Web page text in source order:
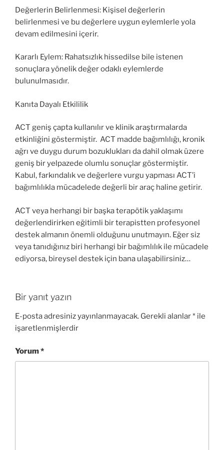
Değerlerin Belirlenmesi: Kişisel değerlerin
belirlenmesi ve bu değerlere uygun eylemlerle yola
devam edilmesini içerir.
Kararlı Eylem: Rahatsızlık hissedilse bile istenen
sonuçlara yönelik değer odaklı eylemlerde
bulunulmasıdır.
Kanıta Dayalı Etkililik
ACT geniş çapta kullanılır ve klinik araştırmalarda
etkinliğini göstermiştir. ACT madde bağımlılığı, kronik
ağrı ve duygu durum bozuklukları da dahil olmak üzere
geniş bir yelpazede olumlu sonuçlar göstermiştir.
Kabul, farkındalık ve değerlere vurgu yapması ACT’i
bağımlılıkla mücadelede değerli bir araç haline getirir.
ACT veya herhangi bir başka terapötik yaklaşımı
değerlendirirken eğitimli bir terapistten profesyonel
destek almanın önemli olduğunu unutmayın. Eğer siz
veya tanıdığınız biri herhangi bir bağımlılık ile mücadele
ediyorsa, bireysel destek için bana ulaşabilirsiniz…
Bir yanıt yazın
E-posta adresiniz yayınlanmayacak. Gerekli alanlar* ile
işaretlenmişlerdir
Yorum*